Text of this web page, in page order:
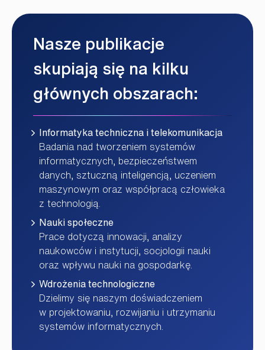
Nasze publikacje
skupiają się na kilku
głównych obszarach:
Informatyka techniczna i telekomunikacja
Badania nad tworzeniem systemów
informatycznych, bezpieczeństwem
danych, sztuczną inteligencją, uczeniem
maszynowym oraz współpracą człowieka
z technologią.
Nauki społeczne
Prace dotyczą innowacji, analizy
naukowców i instytucji, socjologii nauki
oraz wpływu nauki na gospodarkę.
Wdrożenia technologiczne
Dzielimy się naszym doświadczeniem
w projektowaniu, rozwijaniu i utrzymaniu
systemów informatycznych.